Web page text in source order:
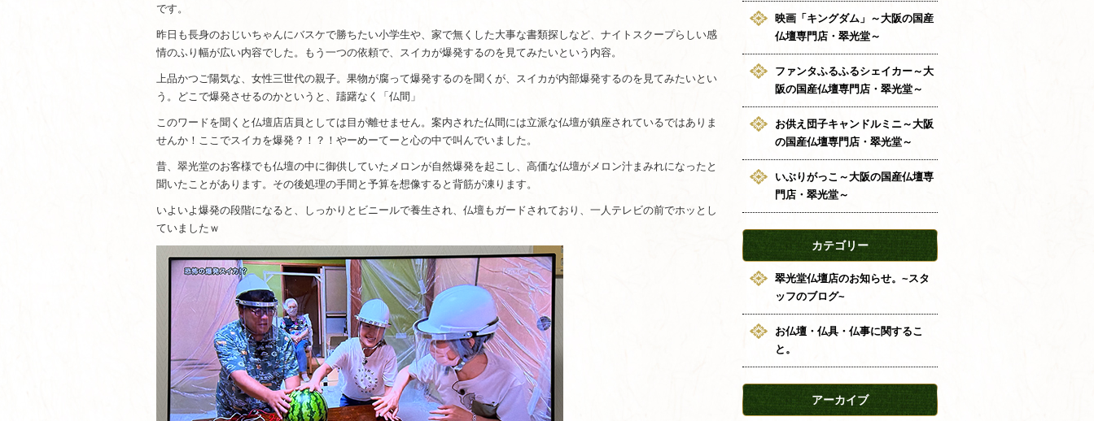
です。
昨日も長身のおじいちゃんにバスケで勝ちたい小学生や、家で無くした大事な書類探しなど、ナイトスクープらしい感
情のふり幅が広い内容でした。もう一つの依頼で、スイカが爆発するのを見てみたいという内容。
上品かつご陽気な、女性三世代の親子。果物が腐って爆発するのを聞くが、スイカが内部爆発するのを見てみたいとい
う。どこで爆発させるのかというと、躊躇なく「仏間」
このワードを聞くと仏壇店店員としては目が離せません。案内された仏間には立派な仏壇が鎮座されているではありま
せんか！ここでスイカを爆発？！？！やーめーてーと心の中で叫んでいました。
昔、翠光堂のお客様でも仏壇の中に御供していたメロンが自然爆発を起こし、高価な仏壇がメロン汁まみれになったと
聞いたことがあります。その後処理の手間と予算を想像すると背筋が凍ります。
いよいよ爆発の段階になると、しっかりとビニールで養生され、仏壇もガードされており、一人テレビの前でホッとし
ていましたｗ
映画「キングダム」～大阪の国産
仏壇専門店・翠光堂～
ファンタふるふるシェイカー～大
阪の国産仏壇専門店・翠光堂～
お供え団子キャンドルミニ～大阪
の国産仏壇専門店・翠光堂～
いぶりがっこ～大阪の国産仏壇専
門店・翠光堂～
カテゴリー
翠光堂仏壇店のお知らせ。~スタ
ッフのブログ~
お仏壇・仏具・仏事に関するこ
と。
アーカイブ